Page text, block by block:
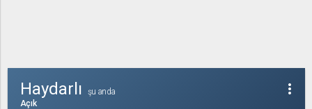
more_vert
Haydarlı
şu anda
Açık